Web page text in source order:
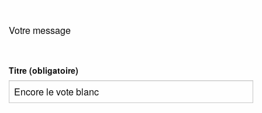
Votre message
Titre (obligatoire)